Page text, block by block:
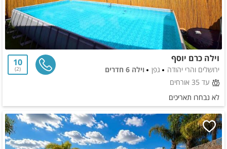
וילה כרם יוסף
ירושלים והרי יהודה גפן
וילה 6 חדרים
עד 35 אורחים
10
2
לא נבחרו תאריכים